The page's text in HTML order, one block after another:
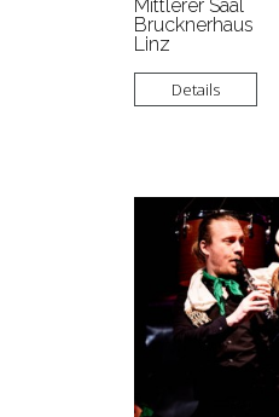
Mittlerer Saal
Brucknerhaus
Linz
Details